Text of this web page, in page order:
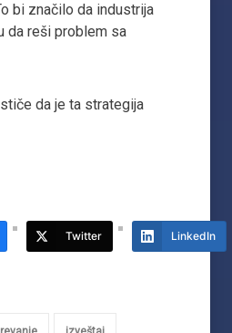
bi značilo da industrija
da reši problem sa
da je ta strategija
Twitter LinkedIn